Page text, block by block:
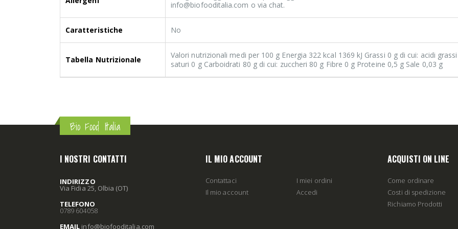
info@biofooditalia.com o via chat.
Caratteristiche No
Tabella Nutrizionale
Valori nutrizionali medi per 100 g Energia 322 kcal 1369 kJ Grassi 0 g di cui: acidi grassi
saturi 0 g Carboidrati 80 g di cui: zuccheri 80 g Fibre 0 g Proteine 0,5 g Sale 0,03 g
Bio Food Italia
I NOSTRI CONTATTI
INDIRIZZO
Via Fidia 25, Olbia (OT)
TELEFONO
0789 604058
EMAIL info@biofooditalia.com
IL MIO ACCOUNT
Contattaci
Il mio account
I miei ordini
Accedi
ACQUISTI ON LINE
Come ordinare
Costi di spedizione
Richiamo Prodotti